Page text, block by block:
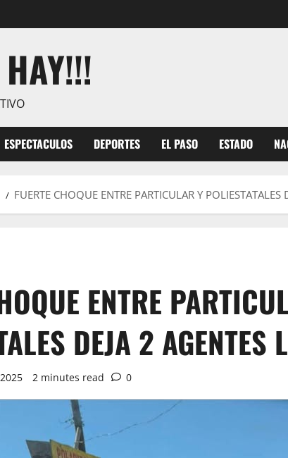
ESPECTACULOS DEPORTES EL PASO ESTADO
FUERTE CHOQUE ENTRE PARTICULAR Y
ENTRE
DEJA 2 AGENTES
2 minutes read 0